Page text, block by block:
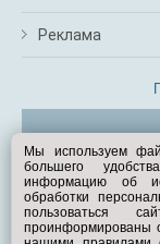
Реклама
Мы используем
большего
информацию об
обработки
пользоваться
проинформированы